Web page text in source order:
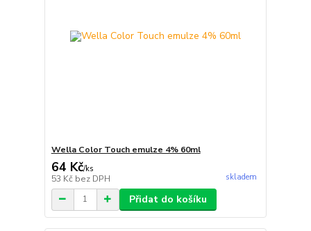
Wella Color Touch emulze 4% 60ml
64 Kč/ks
53 Kč bez DPH skladem
Přidat do košíku